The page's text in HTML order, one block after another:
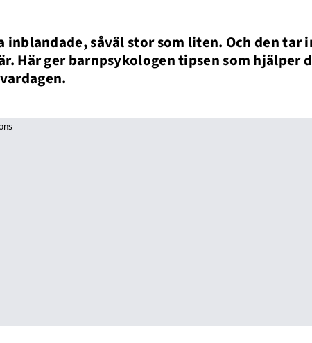
såväl stor som liten. Och den tar
Här ger barnpsykologen tipsen som hjälper